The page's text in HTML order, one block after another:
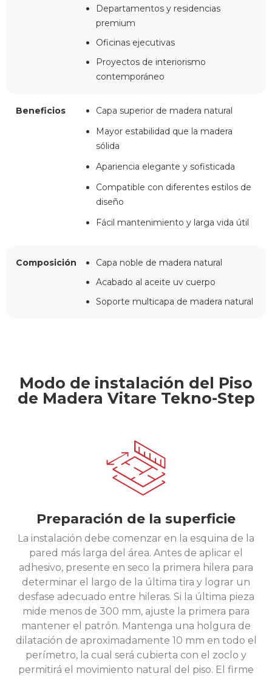
Departamentos y residencias
premium
Oficinas ejecutivas
Proyectos de interiorismo
contemporáneo
Beneficios
Capa superior de madera natural
Mayor estabilidad que la madera
sólida
Apariencia elegante y sofisticada
Compatible con diferentes estilos de
diseño
Fácil mantenimiento y larga vida útil
Composición
Capa noble de madera natural
Acabado al aceite uv cuerpo
Soporte multicapa de madera natural
Modo de instalación del Piso
de Madera Vitare Tekno-Step
Preparación de la superficie
La instalación debe comenzar en la esquina de la
pared más larga del área. Antes de aplicar el
adhesivo, presente en seco la primera hilera para
determinar el largo de la última tira y lograr un
desfase adecuado entre hileras. Si la última pieza
mide menos de 300 mm, ajuste la primera para
mantener el patrón. Mantenga una holgura de
dilatación de aproximadamente 10 mm en todo el
perímetro, la cual será cubierta con el zoclo y
permitirá el movimiento natural del piso. El firme